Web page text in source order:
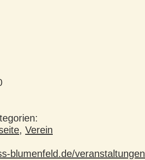
, Verein
blumenfeld.de/veranstaltungen